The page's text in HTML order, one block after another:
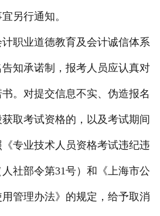
另行通知。
业道德教育及会计诚信体系
知承诺制，报考人员应认真对
。对提交信息不实、伪造报名
取考试资格的，以及考试期间
专业技术人员资格考试违纪违
社部令第31号）和《上海市公
管理办法》的规定，给予取消